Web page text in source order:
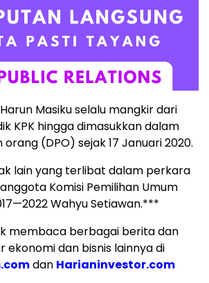
Masiku selalu mangkir dari
KPK hingga dimasukkan dalam
(DPO) sejak 17 Januari 2020.
lain yang terlibat dalam perkara
Komisi Pemilihan Umum
Wahyu Setiawan.***
membaca berbagai berita dan
ekonomi dan bisnis lainnya di
dan Harianinvestor.com